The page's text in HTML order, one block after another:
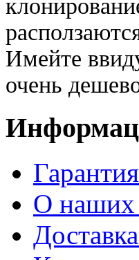
Имейте
очень
Гарантия
О наших